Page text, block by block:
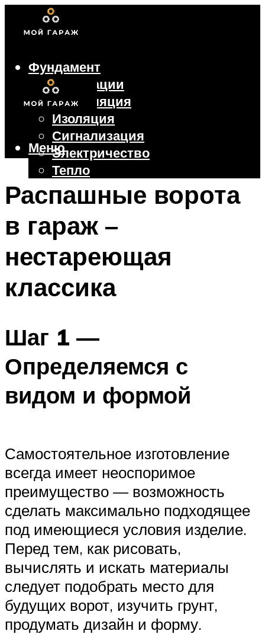
Фундамент
Коммуникации
Вентиляция
Изоляция
Сигнализация
Электричество
Тепло
Крыша
Ворота
Меню
Меню
Распашные ворота
в гараж –
нестареющая
классика
Шаг 1 —
Определяемся с
видом и формой
Самостоятельное изготовление
всегда имеет неоспоримое
преимущество — возможность
сделать максимально подходящее
под имеющиеся условия изделие.
Перед тем, как рисовать,
вычислять и искать материалы
следует подобрать место для
будущих ворот, изучить грунт,
продумать дизайн и форму.